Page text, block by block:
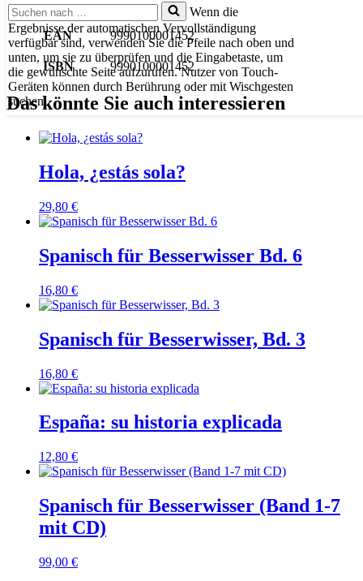
Suchen
nach …
Wenn die
Ergebnisse der automatischen Vervollständigung
verfügbar sind, verwenden Sie die Pfeile nach oben und
unten, um sie zu überprüfen und die Eingabetaste, um
die gewünschte Seite aufzurufen. Nutzer von Touch-
Geräten können durch Berührung oder mit Wischgesten
suchen.
EAN 9990100001452
ISBN 9990100001452
Das könnte Sie auch interessieren
Hola, ¿estás sola?
29,80 €
Spanisch für Besserwisser Bd. 6
16,80 €
Spanisch für Besserwisser, Bd. 3
16,80 €
España: su historia explicada
12,80 €
Spanisch für Besserwisser (Band 1-7
mit CD)
99,00 €